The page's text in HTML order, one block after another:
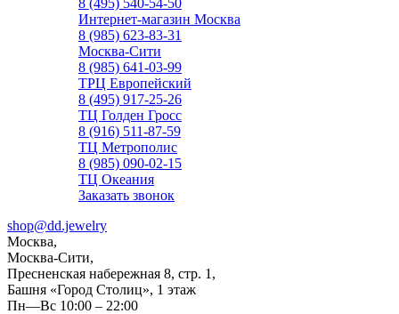
8 (495) 540-54-50
Интернет-магазин Москва
8 (985) 623-83-31
Москва-Сити
8 (985) 641-03-99
ТРЦ Европейский
8 (495) 917-25-26
ТЦ Голден Гросс
8 (916) 511-87-59
ТЦ Метрополис
8 (985) 090-02-15
ТЦ Океания
Заказать звонок
shop@dd.jewelry
Москва,
Москва-Сити,
Пресненская набережная 8, стр. 1,
Башня «Город Столиц», 1 этаж
Пн—Вс 10:00 – 22:00